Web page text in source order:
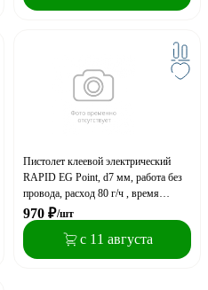
Пистолет клеевой электрический
RAPID EG Point, d7 мм, работа без
провода, расход 80 г/ч , время
нагрева 5 мин
970 ₽/шт
с 11 августа